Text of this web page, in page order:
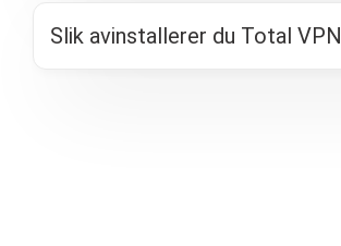
Slik avinstallerer du Total VPN